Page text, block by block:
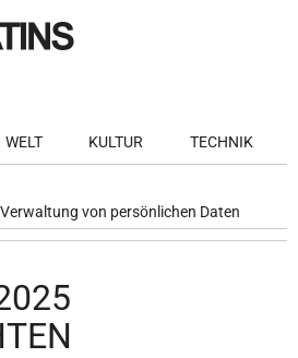
WELT KULTUR TECHNIK
Verwaltung von persönlichen Daten